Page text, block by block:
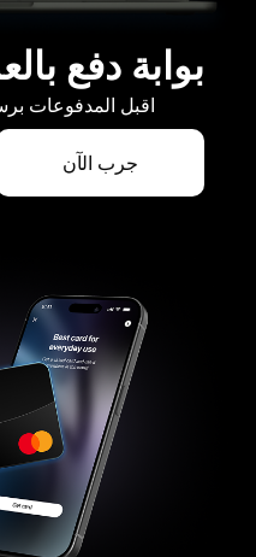
بوابة دفع
اقبل المدفوعات برسوم
جرب الآن